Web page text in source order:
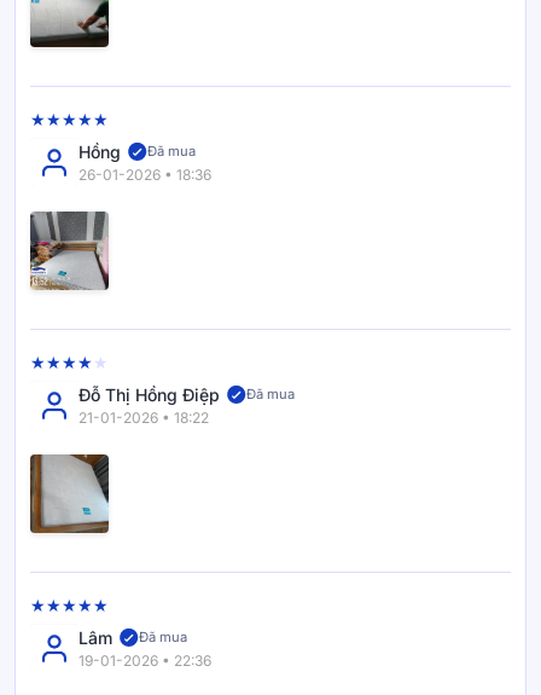
đêm ngủ thử miễn phí
thực tế ngay tại nhà, nếu không hài lòng, Vua Nệm cam kết
Vua Nệm còn hỗ trợ trả góp 0% lãi suất, giúp khách hàng sở
hữu các sản phẩm cao cấp, không cần lo lắng về áp lực tài
chính.
thân thiết của Vua Nệm, bạn sẽ được tích lũy đến 5% trên
mỗi đơn hàng, giảm giá đến 10% và hưởng hàng loạt ưu đãi
độc quyền khác tùy theo hạng thành viên.
sắm đáng nhớ cho khách hàng: Tư vấn tận tâm – Giao nhanh
– Miễn phí lắp đặt – Bảo hành minh bạch.
*Nhằm mục đích liên tục nâng cao trải nghiệm giấc ngủ, Vua
Nệm bảo lưu quyền cải tiến thiết kế và định lượng sản phẩm.
chỉnh này hoàn toàn không làm thay đổi chất lượng, tính
năng và cảm giác thoải mái của người nằm.
Hồng Đã mua
26-01-2026 • 18:36
Đỗ Thị Hồng Điệp Đã mua
21-01-2026 • 18:22
Lâm Đã mua
19-01-2026 • 22:36